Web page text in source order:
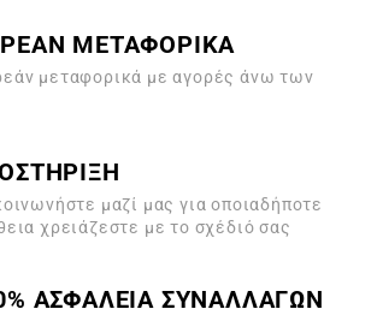
ΜΕΤΑΦΟΡΙΚΑ
μεταφορικά με αγορές άνω των
μαζί μας για οποιαδήποτε
χρειάζεστε με το σχέδιό σας
ΑΣΦΑΛΕΙΑ ΣΥΝΑΛΛΑΓΩΝ